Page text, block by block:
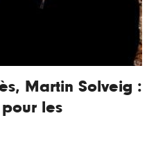
Martin Solveig :
les